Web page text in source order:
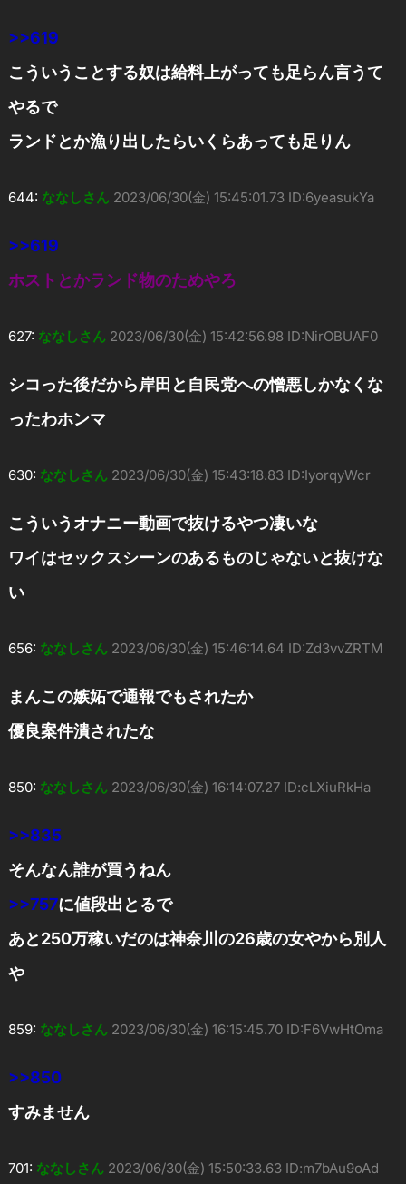
>>619
こういうことする奴は給料上がっても足らん言うて
やるで
ランドとか漁り出したらいくらあっても足りん
644: ななしさん 2023/06/30(金) 15:45:01.73 ID:6yeasukYa
>>619
ホストとかランド物のためやろ
627: ななしさん 2023/06/30(金) 15:42:56.98 ID:NirOBUAF0
シコった後だから岸田と自民党への憎悪しかなくな
ったわホンマ
630: ななしさん 2023/06/30(金) 15:43:18.83 ID:IyorqyWcr
こういうオナニー動画で抜けるやつ凄いな
ワイはセックスシーンのあるものじゃないと抜けな
い
656: ななしさん 2023/06/30(金) 15:46:14.64 ID:Zd3vvZRTM
まんこの嫉妬で通報でもされたか
優良案件潰されたな
850: ななしさん 2023/06/30(金) 16:14:07.27 ID:cLXiuRkHa
>>835
そんなん誰が買うねん
>>757に値段出とるで
あと250万稼いだのは神奈川の26歳の女やから別人
や
859: ななしさん 2023/06/30(金) 16:15:45.70 ID:F6VwHtOma
>>850
すみません
701: ななしさん 2023/06/30(金) 15:50:33.63 ID:m7bAu9oAd